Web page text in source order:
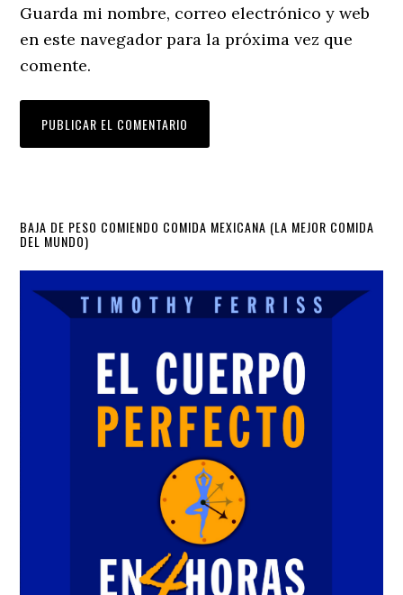
Guarda mi nombre, correo electrónico y web
en este navegador para la próxima vez que
comente.
Primary
Sidebar
BAJA DE PESO COMIENDO COMIDA MEXICANA (LA MEJOR COMIDA
DEL MUNDO)